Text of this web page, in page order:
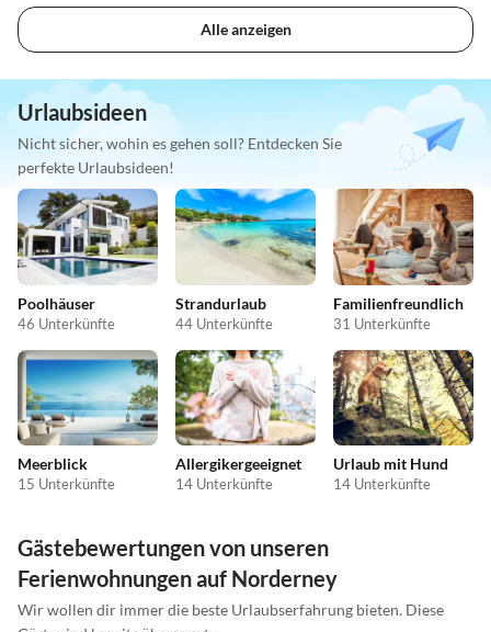
Alle anzeigen
Urlaubsideen
Nicht sicher, wohin es gehen soll? Entdecken Sie
perfekte Urlaubsideen!
Poolhäuser
46 Unterkünfte
Strandurlaub
44 Unterkünfte
Familienfreundlich
31 Unterkünfte
Meerblick
15 Unterkünfte
Allergikergeeignet
14 Unterkünfte
Urlaub mit Hund
14 Unterkünfte
Gästebewertungen von unseren
Ferienwohnungen auf Norderney
Wir wollen dir immer die beste Urlaubserfahrung bieten. Diese